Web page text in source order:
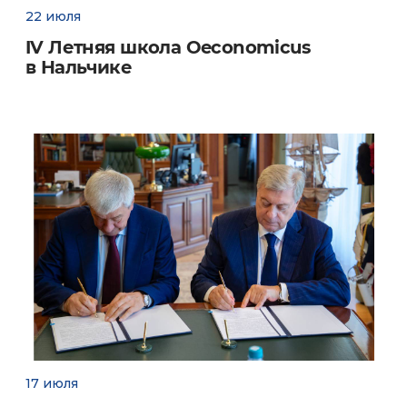
Заместители декана:
Владимировна
к.экон.н., доцентВинокурова Ольга
Семеновна
к.экон.н., доцентПатрунина Ксения
Андреевна
к.экон.н., ст. преподавательСалтыкова Яна
Александровна
22 июля
IV Летняя школа Oeconomicus
в Нальчике
17 июля